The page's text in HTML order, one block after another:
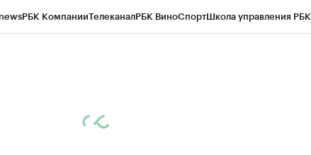
РБК КомпанииТелеканалРБК ВиноСпортШкола управления РБК